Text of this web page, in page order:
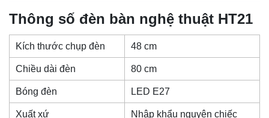
Thông số đèn bàn nghệ thuật HT21
Kích thước chụp đèn 48 cm
Chiều dài đèn 80 cm
Bóng đèn LED E27
Xuất xứ Nhập khẩu nguyên chiếc